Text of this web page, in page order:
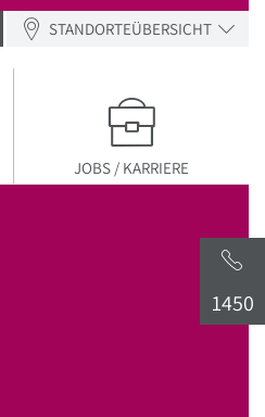
1450
SUCHE ABSENDEN
STANDORTEÜBERSICHT
JOBS / KARRIERE